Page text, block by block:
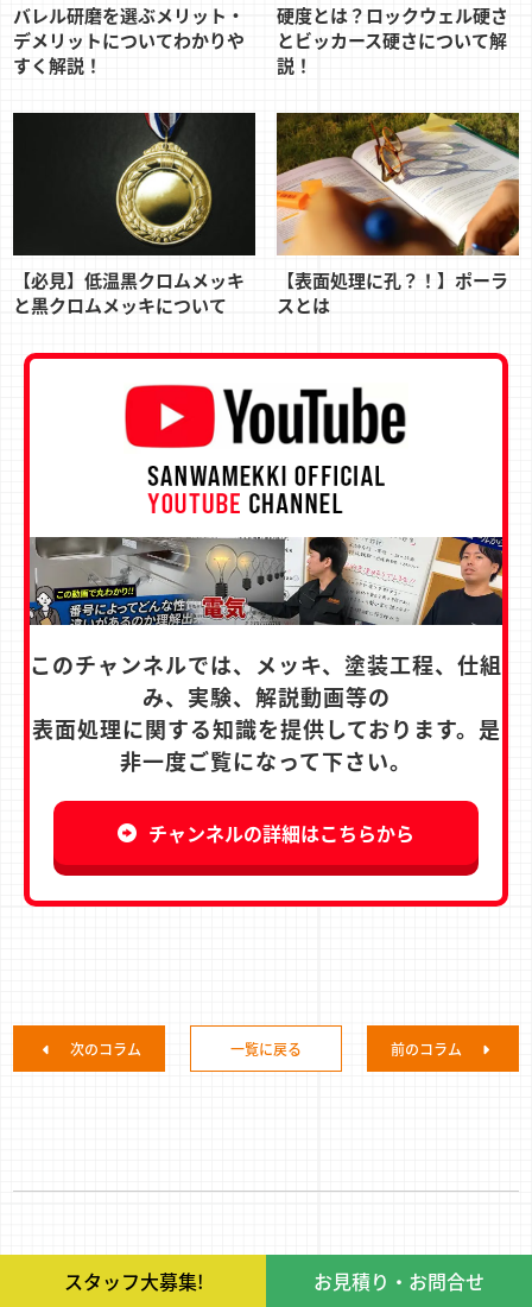
バレル研磨を選ぶメリット・
デメリットについてわかりや
すく解説！
硬度とは？ロックウェル硬さ
とビッカース硬さについて解
説！
【必見】低温黒クロムメッキ
と黒クロムメッキについて
【表面処理に孔？！】ポーラ
スとは
このチャンネルでは、メッキ、塗装工程、仕組
み、実験、解説動画等の
表面処理に関する知識を提供しております。是
非一度ご覧になって下さい。
チャンネルの詳細はこちらから
次のコラム 一覧に戻る 前のコラム
スタッフ大募集! お見積り・お問合せ